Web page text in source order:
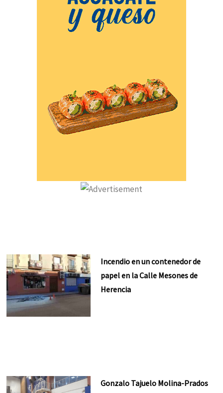
Incendio en un contenedor de
papel en la Calle Mesones de
Herencia
Gonzalo Tajuelo Molina-Prados